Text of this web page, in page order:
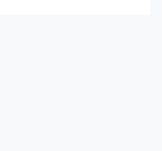
fue raptada,